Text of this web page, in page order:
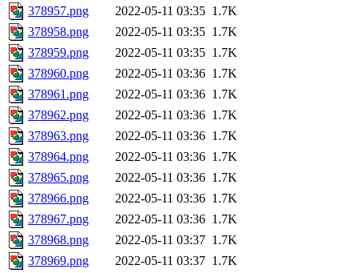
378957.png
2022-05-11 03:35 1.7K
378958.png
2022-05-11 03:35 1.7K
378959.png
2022-05-11 03:35 1.7K
378960.png
2022-05-11 03:36 1.7K
378961.png
2022-05-11 03:36 1.7K
378962.png
2022-05-11 03:36 1.7K
378963.png
2022-05-11 03:36 1.7K
378964.png
2022-05-11 03:36 1.7K
378965.png
2022-05-11 03:36 1.7K
378966.png
2022-05-11 03:36 1.7K
378967.png
2022-05-11 03:36 1.7K
378968.png
2022-05-11 03:37 1.7K
378969.png
2022-05-11 03:37 1.7K